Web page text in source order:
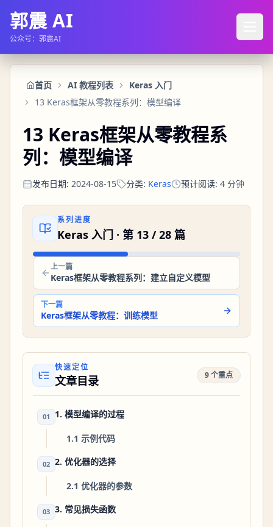
郭震 AI
公众号：郭震AI
首页 AI 教程列表
Keras 入门
13 Keras框架从零教程系列：模型编译
13 Keras框架从零教程系
列：模型编译
发布日期: 2024-08-15 分类: Keras 预计阅读: 4 分钟
系列进度
Keras 入门 · 第 13 /28 篇
上一篇
Keras框架从零教程系列：建立自定义模型
下一篇
Keras框架从零教程：训练模型
快速定位
文章目录 9 个重点
01 1. 模型编译的过程
1.1 示例代码
02 2. 优化器的选择
2.1 优化器的参数
03 3. 常见损失函数